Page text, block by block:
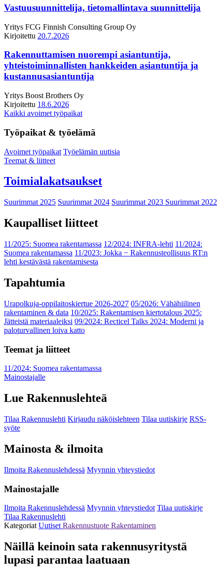
Vastuusuunnittelija, tietomallintava suunnittelija
Yritys FCG Finnish Consulting Group Oy
Kirjoitettu 20.7.2026
Rakennuttamisen nuorempi asiantuntija,
yhteistoiminnallisten hankkeiden asiantuntija ja
kustannusasiantuntija
Yritys Boost Brothers Oy
Kirjoitettu 18.6.2026
Kaikki avoimet työpaikat
Työpaikat & työelämä
Avoimet työpaikat Työelämän uutisia
Teemat & liitteet
Toimialakatsaukset
Suurimmat 2025 Suurimmat 2024 Suurimmat 2023 Suurimmat 2022
Kaupalliset liitteet
11/2025: Suomea rakentamassa 12/2024: INFRA-lehti 11/2024:
Suomea rakentamassa 11/2023: Jokka − Rakennusteollisuus RT:n
lehti kestävästä rakentamisesta
Tapahtumia
Urapolkuja-oppilaitoskiertue 2026-2027 05/2026: Vähähiilinen
rakentaminen & data 10/2025: Rakentamisen kiertotalous 2025:
Jätteistä materiaaleiksi 09/2024: Recticel Talks 2024: Moderni ja
paloturvallinen loiva katto
Teemat ja liitteet
11/2024: Suomea rakentamassa
Mainostajalle
Lue Rakennuslehteä
Tilaa Rakennuslehti Kirjaudu näköislehteen Tilaa uutiskirje RSS-
syöte
Mainosta & ilmoita
Ilmoita Rakennuslehdessä Myynnin yhteystiedot
Mainostajalle
Ilmoita Rakennuslehdessä Myynnin yhteystiedot Tilaa uutiskirje
Tilaa Rakennuslehti
KategoriatUutisetRakennustuote Rakentaminen
Näillä keinoin sata rakennusyritystä
lupasi parantaa laatuaan